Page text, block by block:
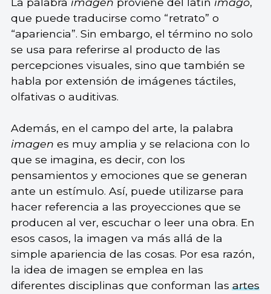
que puede traducirse como “retrato” o
“apariencia”. Sin embargo, el término no solo
se usa para referirse al producto de las
percepciones visuales, sino que también se
habla por extensión de imágenes táctiles,
olfativas o auditivas.
Además, en el campo del arte, la palabra
imagen es muy amplia y se relaciona con lo
que se imagina, es decir, con los
pensamientos y emociones que se generan
ante un estímulo. Así, puede utilizarse para
hacer referencia a las proyecciones que se
producen al ver, escuchar o leer una obra. En
esos casos, la imagen va más allá de la
simple apariencia de las cosas. Por esa razón,
la idea de imagen se emplea en las
diferentes disciplinas que conforman lasartes